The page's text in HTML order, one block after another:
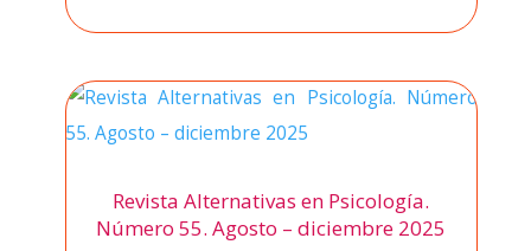
Revista Alternativas en Psicología.
Número 55. Agosto – diciembre 2025